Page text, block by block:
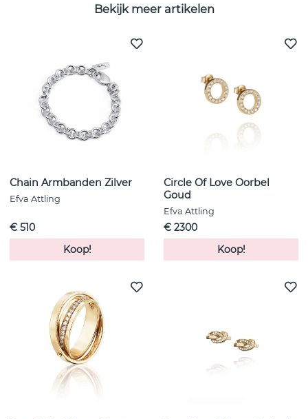
Bekijk meer artikelen
Chain Armbanden Zilver
Efva Attling
€ 510
Koop!
Circle Of Love Oorbel
Goud
Efva Attling
€ 2300
Koop!